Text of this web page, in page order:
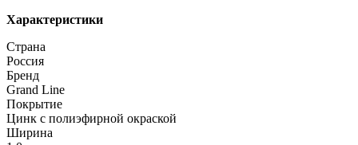
Характеристики
Страна
Россия
Бренд
Grand Line
Покрытие
Цинк с полиэфирной окраской
Ширина